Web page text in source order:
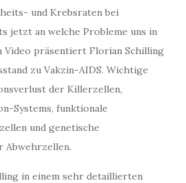
und Krebsraten bei
jetzt an welche Probleme uns in
Video präsentiert Florian Schilling
zu Vakzin-AIDS. Wichtige
der Killerzellen,
Systems, funktionale
und genetische
Abwehrzellen.
in einem sehr detaillierten